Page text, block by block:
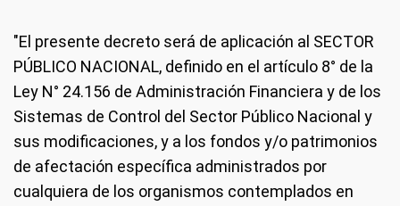
"El presente decreto será de aplicación al SECTOR
PÚBLICO NACIONAL, definido en el artículo 8° de la
Ley N° 24.156 de Administración Financiera y de los
Sistemas de Control del Sector Público Nacional y
sus modificaciones, y a los fondos y/o patrimonios
de afectación específica administrados por
cualquiera de los organismos contemplados en